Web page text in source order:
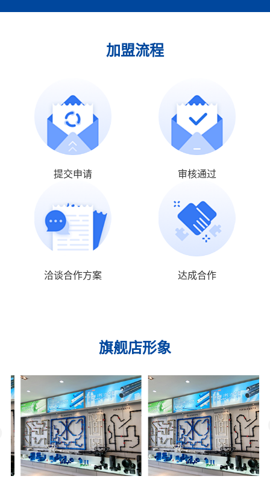
加盟流程
提交申请 审核通过
洽谈合作方案 达成合作
旗舰店形象